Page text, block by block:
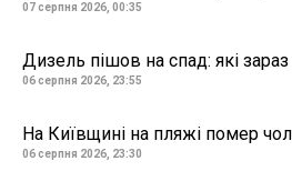
07 серпня 2026, 00:35
Дизель пішов на спад: які
06 серпня 2026, 23:55
На Київщині на пляжі помер
06 серпня 2026, 23:30